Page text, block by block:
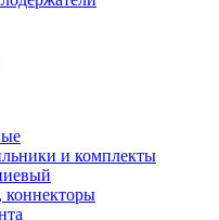
и комплекты
коннекторы